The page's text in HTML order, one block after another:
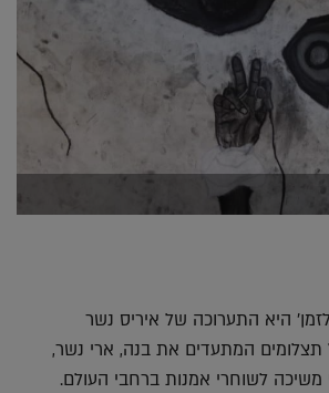
היא התערוכה של איריס נשר
המתעדים את בנה, ארי נשר,
משיכה לשוחרי אמנות ברחבי העולם.